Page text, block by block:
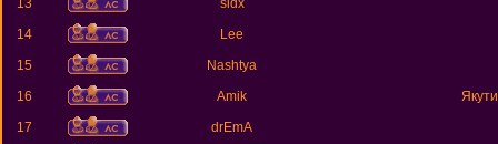
13
sidx
14
Lee
15
Nashtya
16
Amik
17
drEmA